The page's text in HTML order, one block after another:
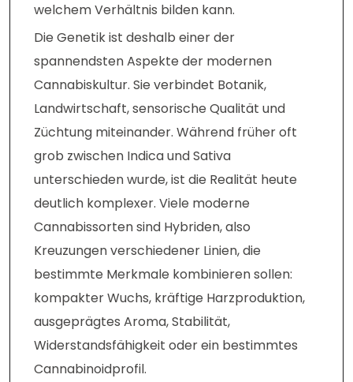
welchem Verhältnis bilden kann.
Die Genetik ist deshalb einer der
spannendsten Aspekte der modernen
Cannabiskultur. Sie verbindet Botanik,
Landwirtschaft, sensorische Qualität und
Züchtung miteinander. Während früher oft
grob zwischen Indica und Sativa
unterschieden wurde, ist die Realität heute
deutlich komplexer. Viele moderne
Cannabissorten sind Hybriden, also
Kreuzungen verschiedener Linien, die
bestimmte Merkmale kombinieren sollen:
kompakter Wuchs, kräftige Harzproduktion,
ausgeprägtes Aroma, Stabilität,
Widerstandsfähigkeit oder ein bestimmtes
Cannabinoidprofil.